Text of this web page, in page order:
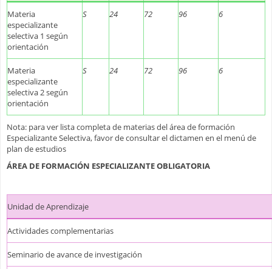
Materia
especializante
selectiva 1 según
orientación
S 24 72 96 6
Materia
especializante
selectiva 2 según
orientación
S 24 72 96 6
Nota: para ver lista completa de materias del área de formación
Especializante Selectiva, favor de consultar el dictamen en el menú de
plan de estudios
ÁREA DE FORMACIÓN ESPECIALIZANTE OBLIGATORIA
Unidad de Aprendizaje
Actividades complementarias
Seminario de avance de investigación